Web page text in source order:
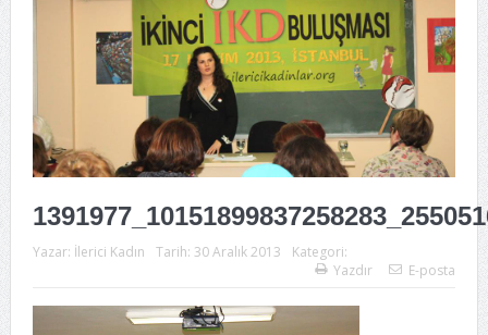
Yazar: İlerici Kadın Tarih: 30 Aralık 2013
Kategori:
Yazdır
E-posta